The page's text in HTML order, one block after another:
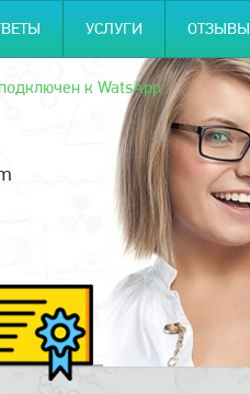
УСЛУГИ ОТЗЫВЫ
подключен к WatsApp